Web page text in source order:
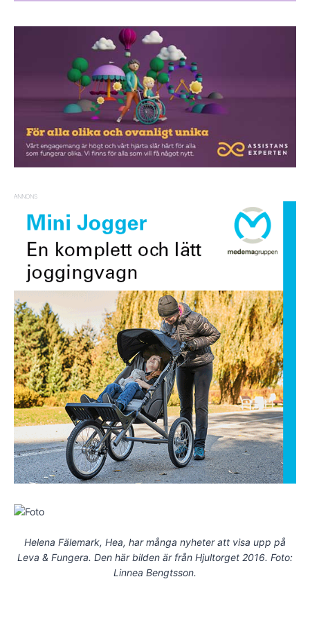
ANNONS
Helena Fälemark, Hea, har många nyheter att visa upp på
Leva & Fungera. Den här bilden är från Hjultorget 2016. Foto:
Linnea Bengtsson.